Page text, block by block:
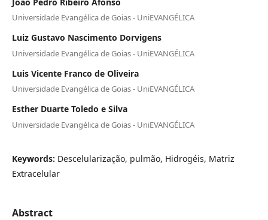
Universidade Evangélica de Goias - UniEVANGÉLICA
Luiz Gustavo Nascimento Dorvigens
Universidade Evangélica de Goias - UniEVANGÉLICA
Luis Vicente Franco de Oliveira
Universidade Evangélica de Goias - UniEVANGÉLICA
Esther Duarte Toledo e Silva
Universidade Evangélica de Goias - UniEVANGÉLICA
Keywords: Descelularização, pulmão, Hidrogéis, Matriz
Extracelular
Abstract